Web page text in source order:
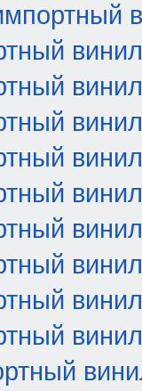
винил
винил
винил
винил
винил
винил
винил
винил
винил